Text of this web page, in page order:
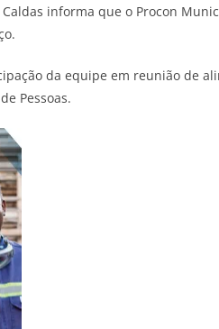
Caldas informa que o Procon
da equipe em reunião de
Pessoas.